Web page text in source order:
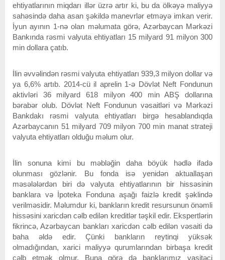
ehtiyatlarının miqdarı illər üzrə artır ki, bu da ölkəyə maliyyə
sahəsində daha asan şəkildə manevrlər etməyə imkan verir.
İyun ayının 1-nə olan məlumata görə, Azərbaycan Mərkəzi
Bankında rəsmi valyuta ehtiyatları 15 milyard 91 milyon 300
min dollara çatıb.
İlin əvvəlindən rəsmi valyuta ehtiyatları 939,3 milyon dollar və
ya 6,6% artıb. 2014-cü il aprelin 1-ə Dövlət Neft Fondunun
aktivləri 36 milyard 618 milyon 400 min ABŞ dollarına
bərabər olub. Dövlət Neft Fondunun vəsaitləri və Mərkəzi
Bankdakı rəsmi valyuta ehtiyatları birgə hesablandıqda
Azərbaycanın 51 milyard 709 milyon 700 min manat strateji
valyuta ehtiyatları olduğu məlum olur.
İlin sonuna kimi bu məbləğin daha böyük hədlə ifadə
olunması gözlənir. Bu fonda isə yenidən aktuallaşan
məsələlərdən biri də valyuta ehtiyatlarının bir hissəsinin
banklara və İpoteka Fonduna aşağı faizlə kredit şəklində
verilməsidir. Məlumdur ki, bankların kredit resursunun önəmli
hissəsini xaricdən cəlb edilən kreditlər təşkil edir. Ekspertlərin
fikrincə, Azərbaycan bankları xaricdən cəlb edilən vəsaiti də
baha əldə edir. Çünki bankların reytinqi yüksək
olmadığından, xarici maliyyə qurumlarından birbaşa kredit
cəlb etmək olmur. Buna görə də banklarımız vasitəçi